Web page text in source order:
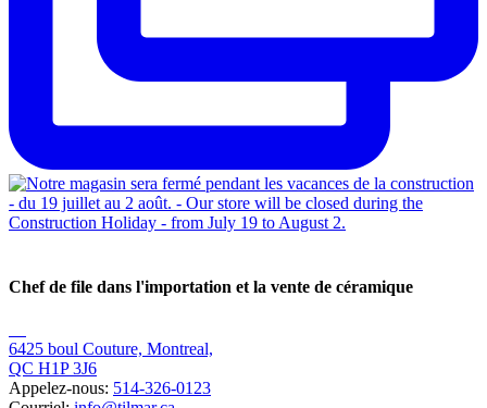
Chef de file dans l'importation et la vente de céramique
6425 boul Couture, Montreal,
QC H1P 3J6
Appelez-nous: 514-326-0123